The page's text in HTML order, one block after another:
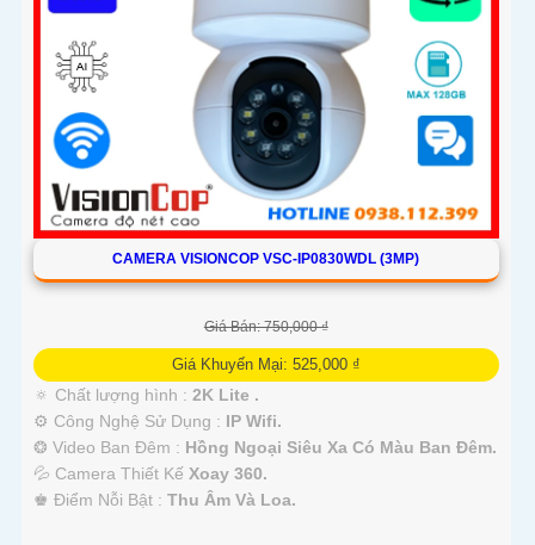
CAMERA VISIONCOP VSC-IP0830WDL (3MP)
Giá Bán: 750,000 ₫
Giá Khuyến Mại: 525,000 ₫
🔅 Chất lượng hình : 2K Lite .
⚙ Công Nghệ Sử Dụng : IP Wifi.
❂ Video Ban Đêm : Hồng Ngoại Siêu Xa Có Màu Ban Ðêm.
💦 Camera Thiết Kế Xoay 360.
️♚ Điểm Nỗi Bật : Thu Âm Và Loa.